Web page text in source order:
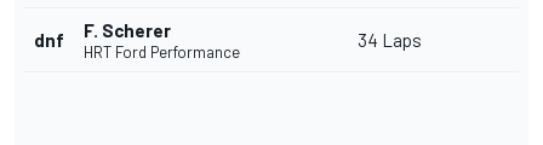
dnf F. Scherer
HRT Ford Performance
34 Laps